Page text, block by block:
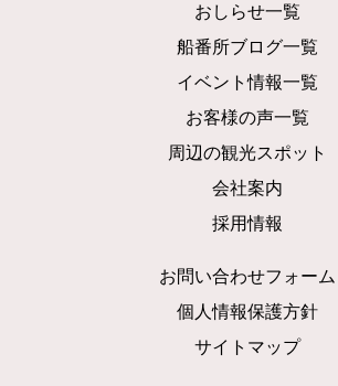
おしらせ一覧
船番所ブログ一覧
イベント情報一覧
お客様の声一覧
周辺の観光スポット
会社案内
採用情報
お問い合わせフォーム
個人情報保護方針
サイトマップ